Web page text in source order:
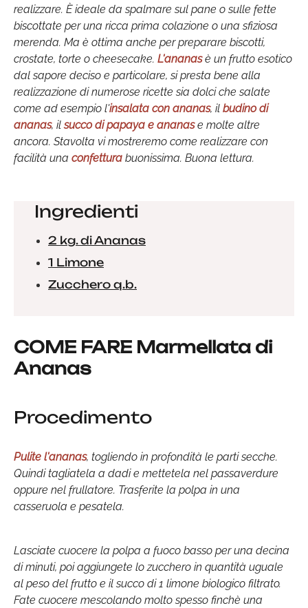
realizzare. È ideale da spalmare sul pane o sulle fette
biscottate per una ricca prima colazione o una sfiziosa
merenda. Ma è ottima anche per preparare biscotti,
crostate, torte o cheesecake. L'ananasè un frutto esotico
dal sapore deciso e particolare, si presta bene alla
realizzazione di numerose ricette sia dolci che salate
come ad esempio l'insalata con ananas, il budino di
ananas, ilsucco di papaya e ananase molte altre
ancora. Stavolta vi mostreremo come realizzare con
facilità una confettura buonissima. Buona lettura.
Ingredienti
2 kg. di Ananas
1 Limone
Zucchero q.b.
COME FARE Marmellata di
Ananas
Procedimento
Pulite l'ananas, togliendo in profondità le parti secche.
Quindi tagliatela a dadi e mettetela nel passaverdure
oppure nel frullatore. Trasferite la polpa in una
casseruola e pesatela.
Lasciate cuocere la polpa a fuoco basso per una decina
di minuti, poi aggiungete lo zucchero in quantità uguale
al peso del frutto e il succo di 1 limone biologico filtrato.
Fate cuocere mescolando molto spesso finchè una